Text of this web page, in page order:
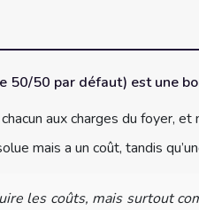
50/50 par défaut) est une
aux charges du foyer,
mais a un coût, tandis
les coûts, mais surtout